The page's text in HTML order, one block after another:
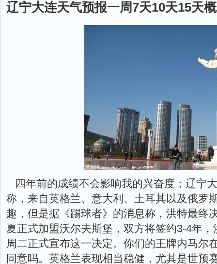
辽宁大连天气预报一周7天10天15天
四年前的成绩不会影响我的兴奋度；辽宁
称，来自英格兰、意大利、土耳其以及俄罗
趣，但是据《踢球者》的消息称，洪特最终
夏正式加盟沃尔夫斯堡，双方将签约3-4年
周二正式宣布这一决定。你们的王牌内马尔
同意吗。英格兰表现相当稳健，尤其是世预